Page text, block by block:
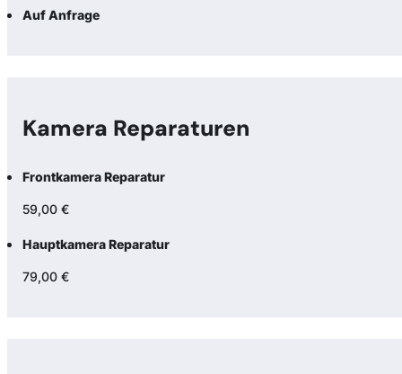
Auf Anfrage
Kamera Reparaturen
Frontkamera Reparatur
59,00 €
Hauptkamera Reparatur
79,00 €